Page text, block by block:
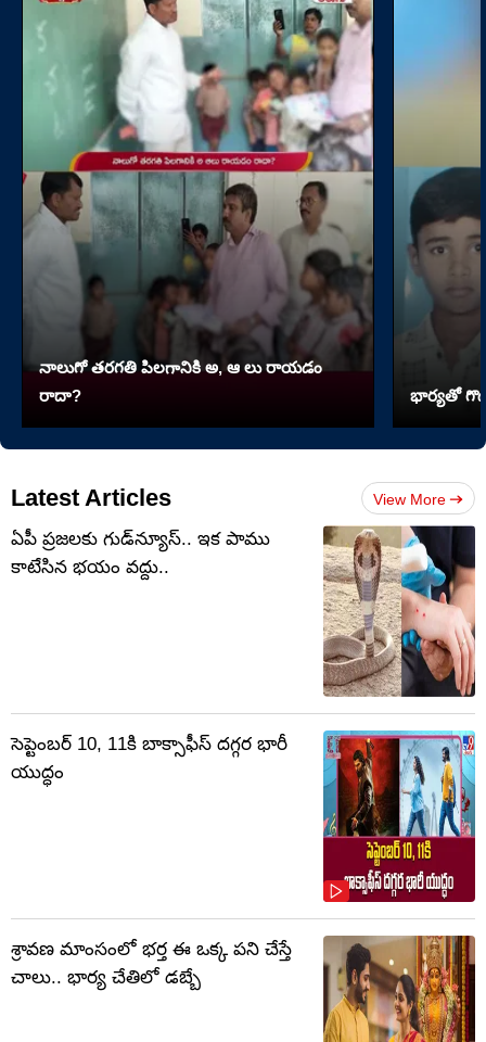
నాలుగో త‌ర‌గతి పిలగానికి అ, ఆ లు రాయ‌డం
రాదా?
భార్యతో
Latest Articles View More
ఏపీ ప్రజలకు గుడ్‌న్యూస్.. ఇక పాము
కాటేసిన భయం వద్దు..
సెప్టెంబర్‌ 10, 11కి బాక్సాఫీస్ దగ్గర భారీ
యుద్ధం
శ్రావణ మాంసంలో భర్త ఈ ఒక్క పని చేస్తే
చాలు.. భార్య చేతిలో డబ్బే